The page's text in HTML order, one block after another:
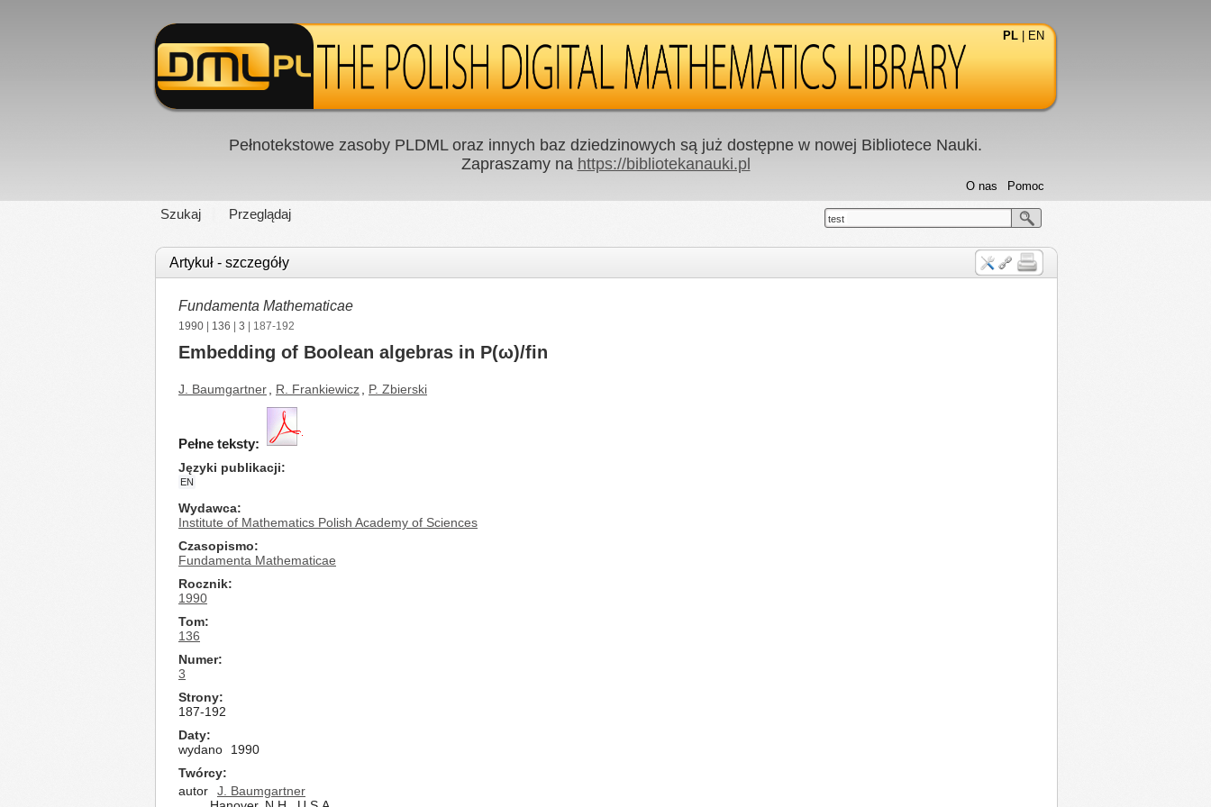
PL EN
Pełnotekstowe zasoby PLDML oraz innych baz dziedzinowych są już dostępne w nowej Bibliotece Nauki.
Zapraszamy na https://bibliotekanauki.pl
Szukaj Przeglądaj
Pomoc
O nas
test
Artykuł - szczegóły
Fundamenta Mathematicae
1990 136 3 | 187-192
Embedding of Boolean algebras in Ρ(ω)/fin
J. Baumgartner R. Frankiewicz P. Zbierski
Pełne teksty:
Języki publikacji
EN
Wydawca
Institute of Mathematics Polish Academy of Sciences
Czasopismo
Fundamenta Mathematicae
Rocznik
1990
Tom
136
Numer
3
Strony
187-192
Daty
wydano
1990
Twórcy
autor
J. Baumgartner